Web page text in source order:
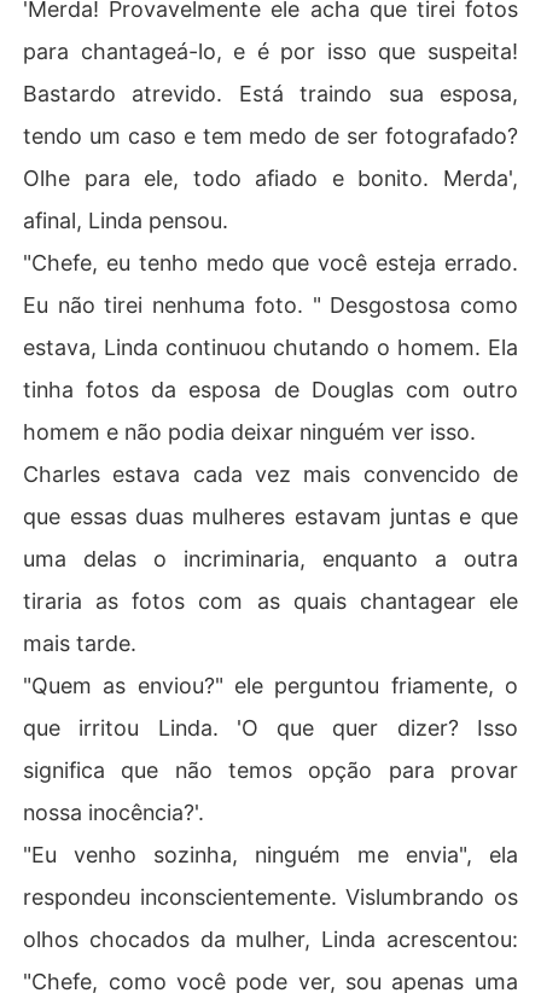
'Merda! Provavelmente ele acha que tirei fotos
para chantageá-lo, e é por isso que suspeita!
Bastardo atrevido. Está traindo sua esposa,
tendo um caso e tem medo de ser fotografado?
Olhe para ele, todo afiado e bonito. Merda',
afinal, Linda pensou.
"Chefe, eu tenho medo que você esteja errado.
Eu não tirei nenhuma foto. " Desgostosa como
estava, Linda continuou chutando o homem. Ela
tinha fotos da esposa de Douglas com outro
homem e não podia deixar ninguém ver isso.
Charles estava cada vez mais convencido de
que essas duas mulheres estavam juntas e que
uma delas o incriminaria, enquanto a outra
tiraria as fotos com as quais chantagear ele
mais tarde.
"Quem as enviou?" ele perguntou friamente, o
que irritou Linda. 'O que quer dizer? Isso
significa que não temos opção para provar
nossa inocência?'.
"Eu venho sozinha, ninguém me envia", ela
respondeu inconscientemente. Vislumbrando os
olhos chocados da mulher, Linda acrescentou:
"Chefe, como você pode ver, sou apenas uma